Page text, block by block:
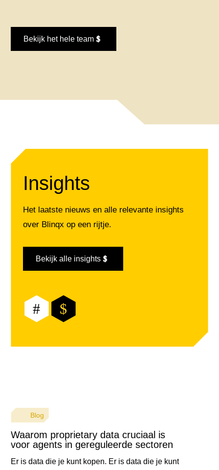
Bekijk het hele team
Insights
Het laatste nieuws en alle relevante insights
over Blinqx op een rijtje.
Bekijk alle insights
# $
Blog
Waarom proprietary data cruciaal is
voor agents in gereguleerde sectoren
Er is data die je kunt kopen. Er is data die je kunt